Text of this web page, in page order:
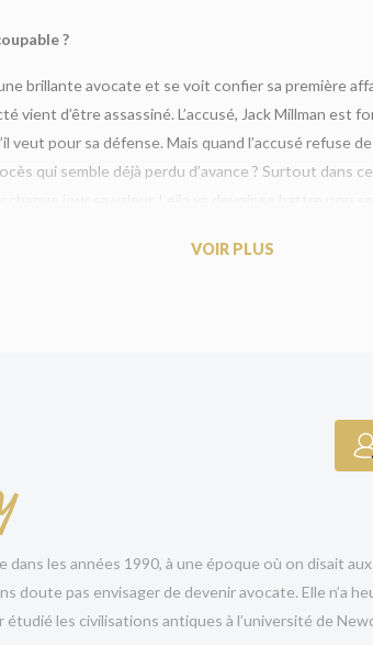
?
brillante avocate et se voit confier sa première
vient d’être assassiné. L’accusé, Jack Millman est
veut pour sa défense. Mais quand l’accusé refuse
qui semble déjà perdu d’avance ? Surtout dans
Anatomie
»
deHoliday, Présomptionset Le Préjudice d’Heather
le plus grand thriller publié en 2026 ! Le livre pose
VOIR PLUS
dans les années 1990, à une époque où on disait
doute pas envisager de devenir avocate. Elle n’a
les civilisations antiques à l’université de